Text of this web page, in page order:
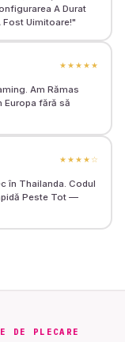
A Durat
Fost Uimitoare!"
★★★★★
Am Rămas
Europa fără să
★★★★ ☆
în Thailanda. Codul
Peste Tot —
PLECARE